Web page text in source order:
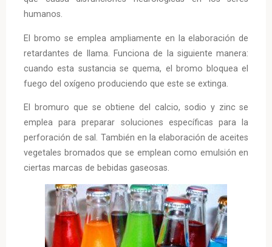
humanos.
El bromo se emplea ampliamente en la elaboración de
retardantes de llama. Funciona de la siguiente manera:
cuando esta sustancia se quema, el bromo bloquea el
fuego del oxígeno produciendo que este se extinga.
El bromuro que se obtiene del calcio, sodio y zinc se
emplea para preparar soluciones específicas para la
perforación de sal. También en la elaboración de aceites
vegetales bromados que se emplean como emulsión en
ciertas marcas de bebidas gaseosas.